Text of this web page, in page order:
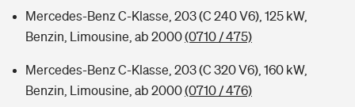
Mercedes-Benz C-Klasse, 203 (C 240 V6), 125 kW,
Benzin, Limousine, ab 2000(0710 / 475)
Mercedes-Benz C-Klasse, 203 (C 320 V6), 160 kW,
Benzin, Limousine, ab 2000(0710 / 476)